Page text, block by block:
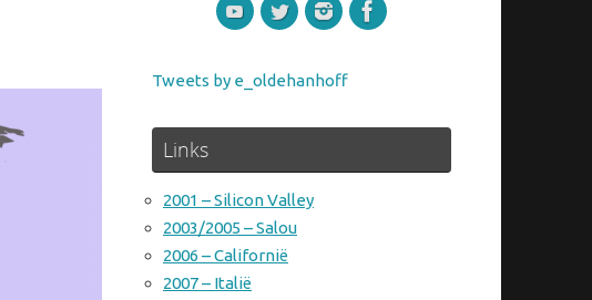
Tweets by e_oldehanhoff
Links
2001 – Silicon Valley
2003/2005 – Salou
2006 – Californië
2007 – Italië